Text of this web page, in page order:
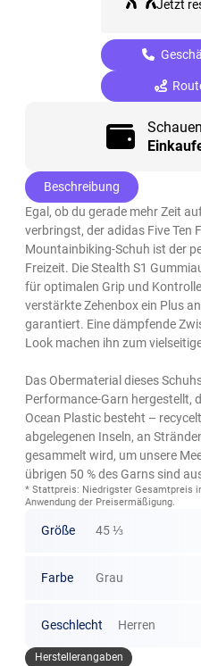
Jetzt
Beschreibung
Egal, ob du gerade mehr Zeit
verbringst, der adidas Five Ten
Mountainbiking-Schuh ist der
Freizeit. Die Stealth S1
für optimalen Grip und
verstärkte Zehenbox ein Plus
garantiert. Eine dämpfende
Look machen ihn zum
Das Obermaterial dieses
Performance-Garn hergestellt,
Ocean Plastic besteht –
abgelegenen Inseln, an
gesammelt wird, um unsere
übrigen 50 % des Garns sind
* Stattpreis: Niedrigster Gesamtpreis
Anwendung der Preisermäßigung.
Größe 45 ⅓
Farbe Grau
Geschlecht Herren
Herstellerangaben